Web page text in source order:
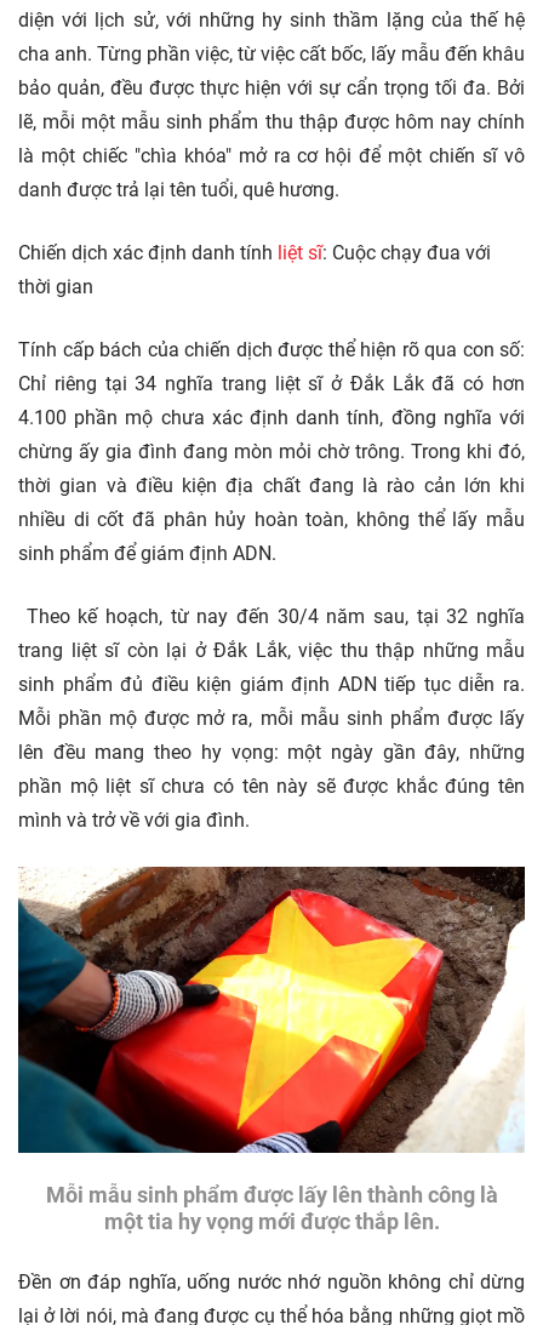
diện với lịch sử, với những hy sinh thầm lặng của thế hệ
cha anh. Từng phần việc, từ việc cất bốc, lấy mẫu đến khâu
bảo quản, đều được thực hiện với sự cẩn trọng tối đa. Bởi
lẽ, mỗi một mẫu sinh phẩm thu thập được hôm nay chính
là một chiếc "chìa khóa" mở ra cơ hội để một chiến sĩ vô
danh được trả lại tên tuổi, quê hương.
Chiến dịch xác định danh tính liệt sĩ: Cuộc chạy đua với
thời gian
Tính cấp bách của chiến dịch được thể hiện rõ qua con số:
Chỉ riêng tại 34 nghĩa trang liệt sĩ ở Đắk Lắk đã có hơn
4.100 phần mộ chưa xác định danh tính, đồng nghĩa với
chừng ấy gia đình đang mòn mỏi chờ trông. Trong khi đó,
thời gian và điều kiện địa chất đang là rào cản lớn khi
nhiều di cốt đã phân hủy hoàn toàn, không thể lấy mẫu
sinh phẩm để giám định ADN.
Theo kế hoạch, từ nay đến 30/4 năm sau, tại 32 nghĩa
trang liệt sĩ còn lại ở Đắk Lắk, việc thu thập những mẫu
sinh phẩm đủ điều kiện giám định ADN tiếp tục diễn ra.
Mỗi phần mộ được mở ra, mỗi mẫu sinh phẩm được lấy
lên đều mang theo hy vọng: một ngày gần đây, những
phần mộ liệt sĩ chưa có tên này sẽ được khắc đúng tên
mình và trở về với gia đình.
Mỗi mẫu sinh phẩm được lấy lên thành công là
một tia hy vọng mới được thắp lên.
Đền ơn đáp nghĩa, uống nước nhớ nguồn không chỉ dừng
lại ở lời nói, mà đang được cụ thể hóa bằng những giọt mồ